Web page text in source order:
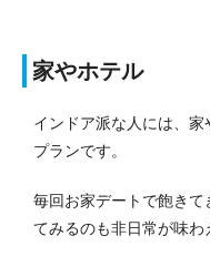
家やホテル
インドア派な人には、
プランです。
毎回お家デートで飽き
てみるのも非日常が味わ